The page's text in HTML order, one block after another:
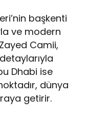
başkenti
ve modern
Camii,
Dhabi ise
dünya
getirir.